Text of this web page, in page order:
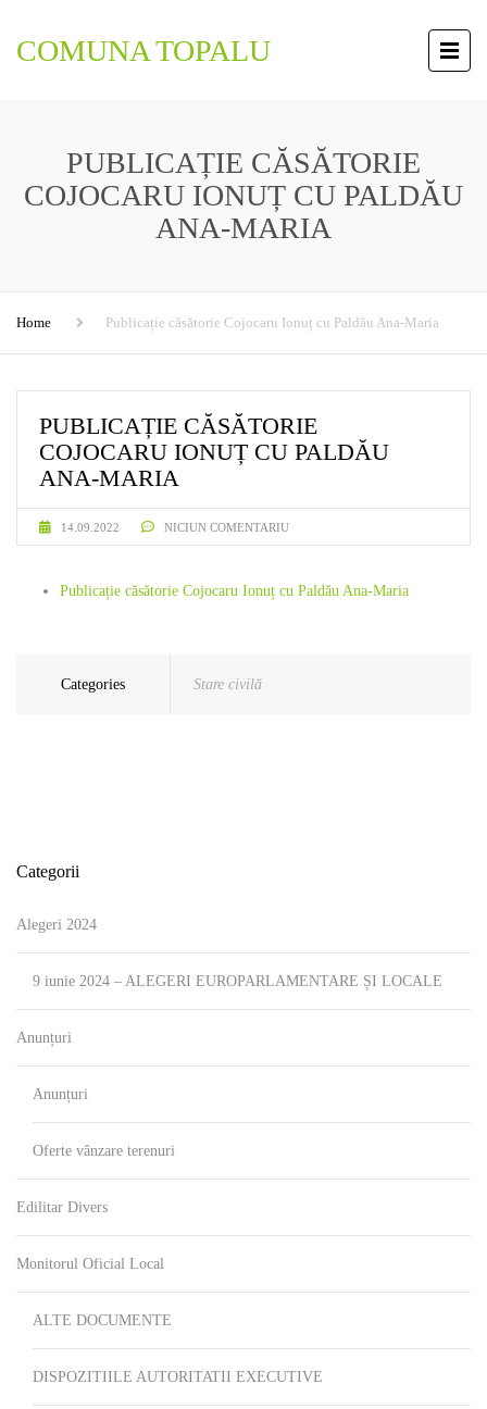
COMUNA TOPALU
PUBLICAȚIE CĂSĂTORIE
COJOCARU IONUȚ CU PALDĂU
ANA-MARIA
Home Publicație căsătorie Cojocaru Ionuț cu Paldău Ana-Maria
PUBLICAȚIE CĂSĂTORIE
COJOCARU IONUȚ CU PALDĂU
ANA-MARIA
14.09.2022 NICIUN COMENTARIU
Publicație căsătorie Cojocaru Ionuț cu Paldău Ana-Maria
Categories Stare civilă
Categorii
Alegeri 2024
9 iunie 2024 – ALEGERI EUROPARLAMENTARE ȘI LOCALE
Anunțuri
Anunțuri
Oferte vânzare terenuri
Edilitar Divers
Monitorul Oficial Local
ALTE DOCUMENTE
DISPOZITIILE AUTORITATII EXECUTIVE